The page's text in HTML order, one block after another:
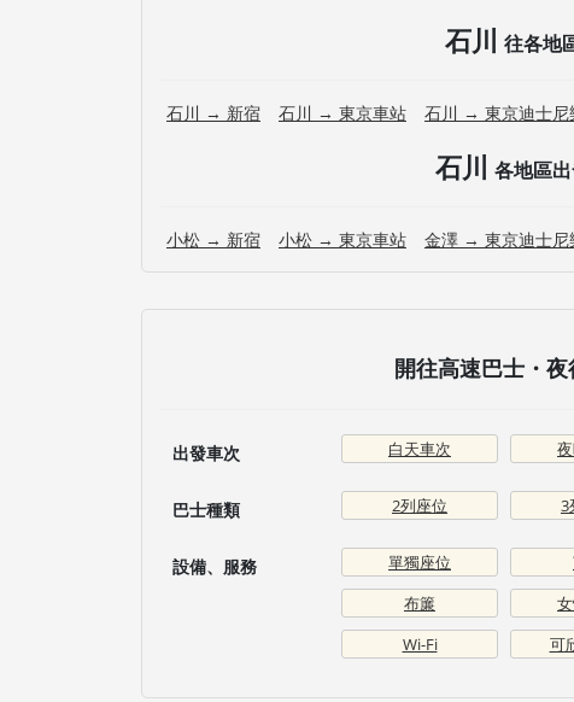
石川 往各地
石川 → 新宿 石川 → 東京車站 石川 → 東京迪士尼
石川 各地區
小松 → 新宿 小松 → 東京車站 金澤 → 東京迪士尼
開往高速巴士・
出發車次 白天車次
巴士種類 2列座位 3
設備、服務 單獨座位
布簾
Wi-Fi
可